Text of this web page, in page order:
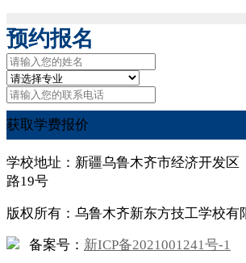
预约报名
获取学费报价
学校地址：新疆乌鲁木齐市经济开发区
路19号
版权所有：乌鲁木齐新东方技工学校有
备案号： 新ICP备2021001241号-1